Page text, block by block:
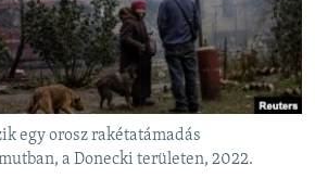
egy orosz rakétatámadás
a Donecki területen, 2022.